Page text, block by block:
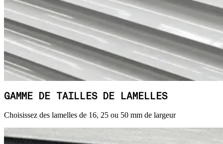
GAMME DE TAILLES DE LAMELLES
Choisissez des lamelles de 16, 25 ou 50 mm de largeur